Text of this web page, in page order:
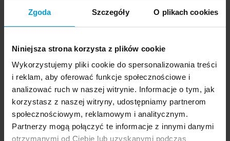
Zgoda Szczegóły O plikach cookies
Niniejsza strona korzysta z plików cookie
Wykorzystujemy pliki cookie do spersonalizowania treści
i reklam, aby oferować funkcje społecznościowe i
analizować ruch w naszej witrynie. Informacje o tym, jak
korzystasz z naszej witryny, udostępniamy partnerom
społecznościowym, reklamowym i analitycznym.
Partnerzy mogą połączyć te informacje z innymi danymi
otrzymanymi od Ciebie lub uzyskanymi podczas
Wybierz temat
Ekspert
udzielenie wywiadu
komentarz do artykułu
udział w audycji radiowej na żywo
udział w nagraniu audycji radiowej
udział w audycji telewizyjnej na żywo
udział w nagraniu audycji telewizyjnej
Inne
Opisz temat zapytania
Prosimy opisać problem, zjawisko czy
wydarzenie, które będą przedmiotem komentarza eksperta: